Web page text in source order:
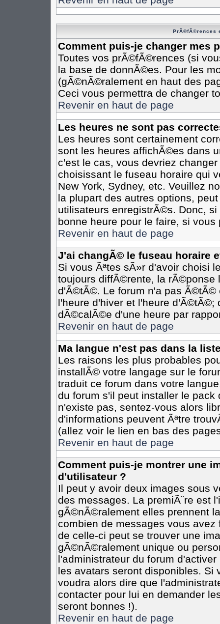
PrÃ©fÃ©rences
Comment puis-je changer mes
Toutes vos prÃ©fÃ©rences (si
la base de donnÃ©es. Pour les
(gÃ©nÃ©ralement en haut des
Ceci vous permettra de changer
Revenir en haut de page
Les heures ne sont pas
Les heures sont certainement
sont les heures affichÃ©es dans
c'est le cas, vous devriez
choisissant le fuseau horaire qui
New York, Sydney, etc. Veuillez
la plupart des autres options,
utilisateurs enregistrÃ©s. Donc,
bonne heure pour le faire, si
Revenir en haut de page
J'ai changÃ© le fuseau horaire
Si vous Ãªtes sÃ»r d'avoir choisi
toujours diffÃ©rente, la
d'Ã©tÃ©. Le forum n'a pas Ã©tÃ©
l'heure d'hiver et l'heure
dÃ©calÃ©e d'une heure par
Revenir en haut de page
Ma langue n'est pas dans la
Les raisons les plus probables
installÃ© votre langage sur le
traduit ce forum dans votre
du forum s'il peut installer le
n'existe pas, sentez-vous alors
d'informations peuvent Ãªtre
(allez voir le lien en bas des
Revenir en haut de page
Comment puis-je montrer une
d'utilisateur ?
Il peut y avoir deux images sous
des messages. La premiÃ¨re est
gÃ©nÃ©ralement elles prennent
combien de messages vous
de celle-ci peut se trouver une
gÃ©nÃ©ralement unique ou
l'administrateur du forum
les avatars seront disponibles. Si
voudra alors dire que
contacter pour lui en demander
seront bonnes !).
Revenir en haut de page